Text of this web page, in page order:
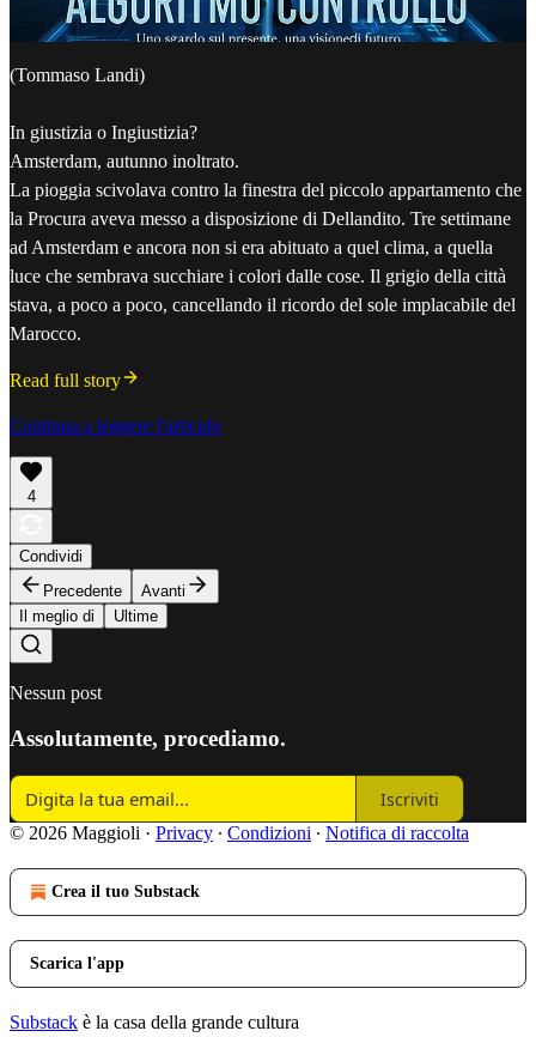
(Tommaso Landi)
In giustizia o Ingiustizia?
Amsterdam, autunno inoltrato.
La pioggia scivolava contro la finestra del piccolo appartamento che
la Procura aveva messo a disposizione di Dellandito. Tre settimane
ad Amsterdam e ancora non si era abituato a quel clima, a quella
luce che sembrava succhiare i colori dalle cose. Il grigio della città
stava, a poco a poco, cancellando il ricordo del sole implacabile del
Marocco.
Read full story
Continua a leggere l'articolo
4
Condividi
Precedente
Avanti
Il meglio di
Ultime
Nessun post
Assolutamente, procediamo.
Iscriviti
© 2026 Maggioli · Privacy ∙ Condizioni ∙ Notifica di raccolta
Crea il tuo Substack
Scarica l'app
Substack è la casa della grande cultura